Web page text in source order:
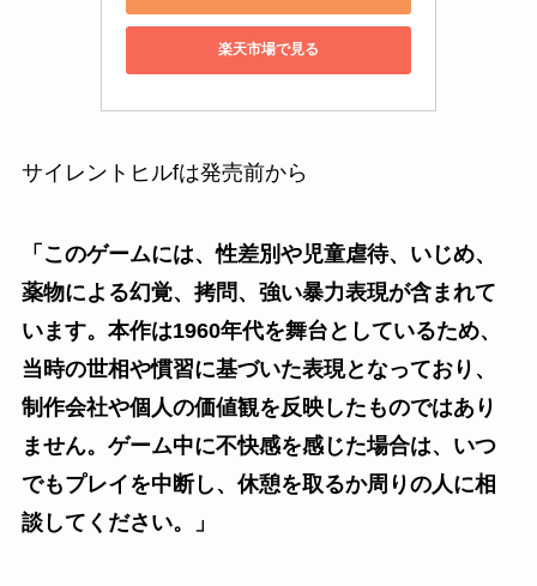
楽天市場で見る
サイレントヒルfは発売前から
「このゲームには、性差別や児童虐待、いじめ、
薬物による幻覚、拷問、強い暴力表現が含まれて
います。本作は1960年代を舞台としているため、
当時の世相や慣習に基づいた表現となっており、
制作会社や個人の価値観を反映したものではあり
ません。ゲーム中に不快感を感じた場合は、いつ
でもプレイを中断し、休憩を取るか周りの人に相
談してください。」